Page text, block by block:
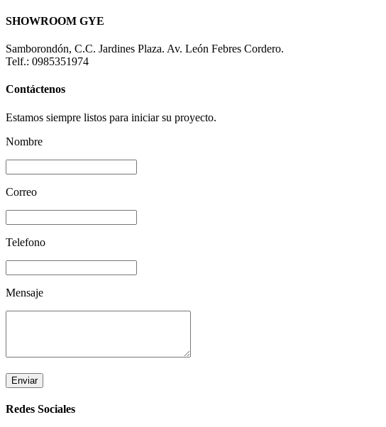
SHOWROOM GYE
Samborondón, C.C. Jardines Plaza. Av. León Febres Cordero.
Telf.: 0985351974
Contáctenos
Estamos siempre listos para iniciar su proyecto.
Nombre
Correo
Telefono
Mensaje
Enviar
Redes Sociales